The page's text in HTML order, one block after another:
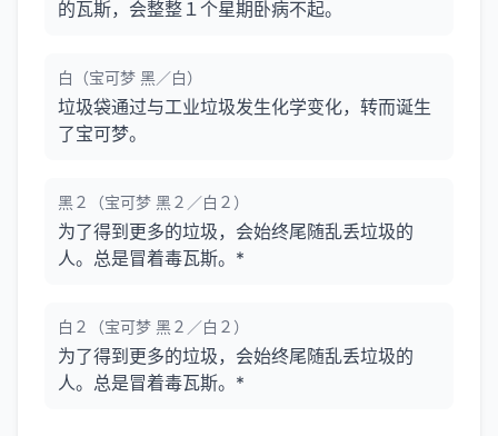
的瓦斯，会整整１个星期卧病不起。
白（宝可梦 黑／白）
垃圾袋通过与工业垃圾发生化学变化，转而诞生
了宝可梦。
黑２（宝可梦 黑２／白２）
为了得到更多的垃圾，会始终尾随乱丢垃圾的
人。总是冒着毒瓦斯。*
白２（宝可梦 黑２／白２）
为了得到更多的垃圾，会始终尾随乱丢垃圾的
人。总是冒着毒瓦斯。*